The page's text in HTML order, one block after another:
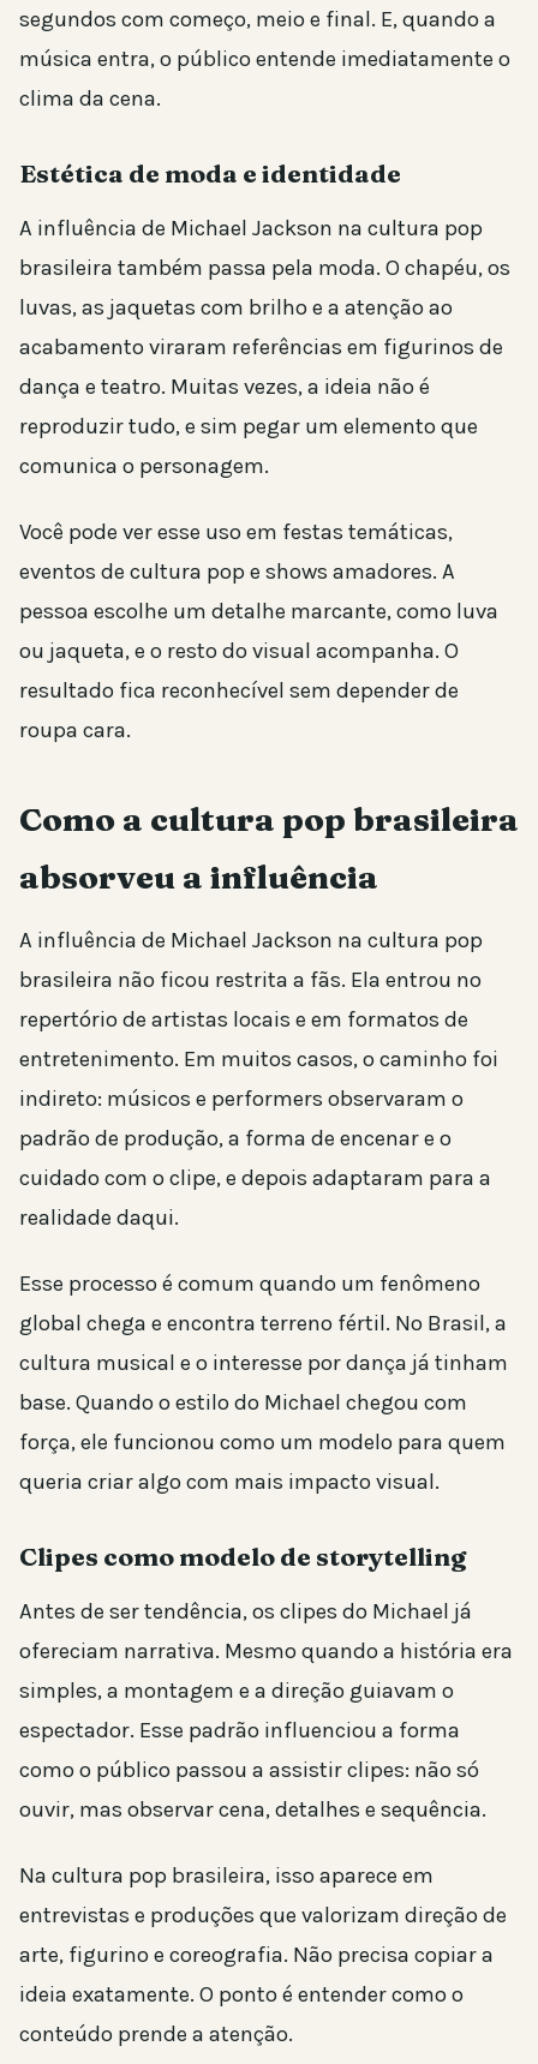
segundos com começo, meio e final. E, quando a
música entra, o público entende imediatamente o
clima da cena.
Estética de moda e identidade
A influência de Michael Jackson na cultura pop
brasileira também passa pela moda. O chapéu, os
luvas, as jaquetas com brilho e a atenção ao
acabamento viraram referências em figurinos de
dança e teatro. Muitas vezes, a ideia não é
reproduzir tudo, e sim pegar um elemento que
comunica o personagem.
Você pode ver esse uso em festas temáticas,
eventos de cultura pop e shows amadores. A
pessoa escolhe um detalhe marcante, como luva
ou jaqueta, e o resto do visual acompanha. O
resultado fica reconhecível sem depender de
roupa cara.
Como a cultura pop brasileira
absorveu a influência
A influência de Michael Jackson na cultura pop
brasileira não ficou restrita a fãs. Ela entrou no
repertório de artistas locais e em formatos de
entretenimento. Em muitos casos, o caminho foi
indireto: músicos e performers observaram o
padrão de produção, a forma de encenar e o
cuidado com o clipe, e depois adaptaram para a
realidade daqui.
Esse processo é comum quando um fenômeno
global chega e encontra terreno fértil. No Brasil, a
cultura musical e o interesse por dança já tinham
base. Quando o estilo do Michael chegou com
força, ele funcionou como um modelo para quem
queria criar algo com mais impacto visual.
Clipes como modelo de storytelling
Antes de ser tendência, os clipes do Michael já
ofereciam narrativa. Mesmo quando a história era
simples, a montagem e a direção guiavam o
espectador. Esse padrão influenciou a forma
como o público passou a assistir clipes: não só
ouvir, mas observar cena, detalhes e sequência.
Na cultura pop brasileira, isso aparece em
entrevistas e produções que valorizam direção de
arte, figurino e coreografia. Não precisa copiar a
ideia exatamente. O ponto é entender como o
conteúdo prende a atenção.